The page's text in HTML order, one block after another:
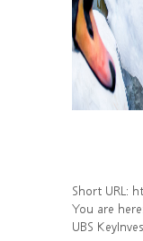
Short URL:
You are here:
UBS